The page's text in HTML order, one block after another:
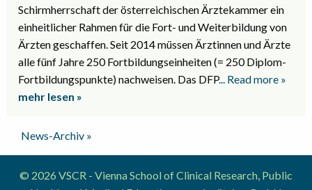
News-Archiv »
Schirmherrschaft der österreichischen Ärztekammer ein
einheitlicher Rahmen für die Fort- und Weiterbildung von
Ärzten geschaffen. Seit 2014 müssen Ärztinnen und Ärzte
alle fünf Jahre 250 Fortbildungseinheiten (= 250 Diplom-
Fortbildungspunkte) nachweisen. Das DFP... Read more »
mehr lesen »
© 2026 VSCR - Vienna School of Clinical Research, Public